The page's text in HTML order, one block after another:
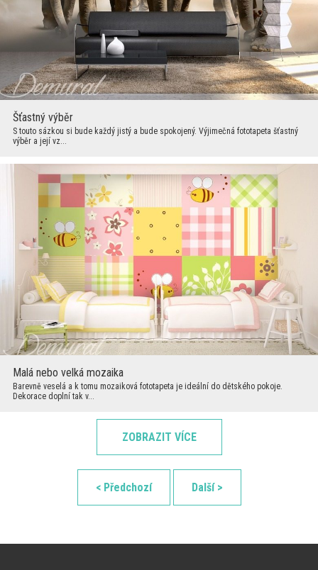
Šťastný výběr
S touto sázkou si bude každý jistý a bude spokojený. Výjimečná fototapeta šťastný
výběr a její vz...
Malá nebo velká mozaika
Barevně veselá a k tomu mozaiková fototapeta je ideální do dětského pokoje.
Dekorace doplní tak v...
ZOBRAZIT VÍCE
< Předchozí Další >